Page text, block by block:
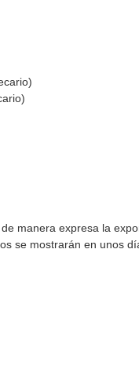
manera expresa la
se mostrarán en unos